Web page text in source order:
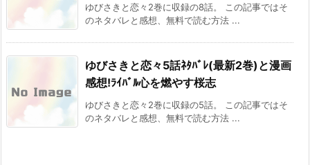
ゆびさきと恋々2巻に収録の8話。 この記事ではそ
のネタバレと感想、無料で読む方法 ...
ゆびさきと恋々5話ﾈﾀﾊﾞﾚ(最新2巻)と漫画
感想!ﾗｲﾊﾞﾙ心を燃やす桜志
ゆびさきと恋々2巻に収録の5話。 この記事ではそ
のネタバレと感想、無料で読む方法 ...